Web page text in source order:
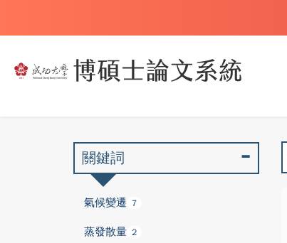
關鍵詞
氣候變遷 7
蒸發散量 2